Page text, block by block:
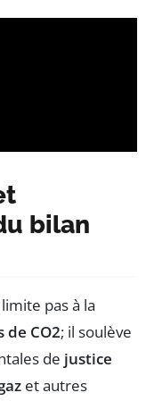
bilan
pas à la
de CO2; il soulève
de justice
et autres